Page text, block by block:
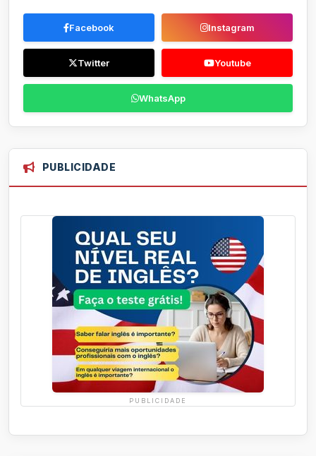
Facebook Instagram
Twitter Youtube
WhatsApp
PUBLICIDADE
PUBLICIDADE